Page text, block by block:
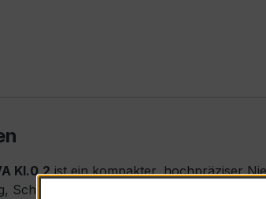
Kl.0,2ist ein kompakter, hochpräziser
Schaltanlagen, Zählerfeldern und